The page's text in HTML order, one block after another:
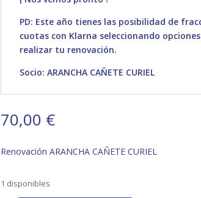
PD: Este año tienes las posibilidad de
cuotas con Klarna seleccionando
realizar tu renovación.
Socio: ARANCHA CAÑETE CURIEL
70,00 €
Renovación ARANCHA CAÑETE CURIEL
1 disponibles